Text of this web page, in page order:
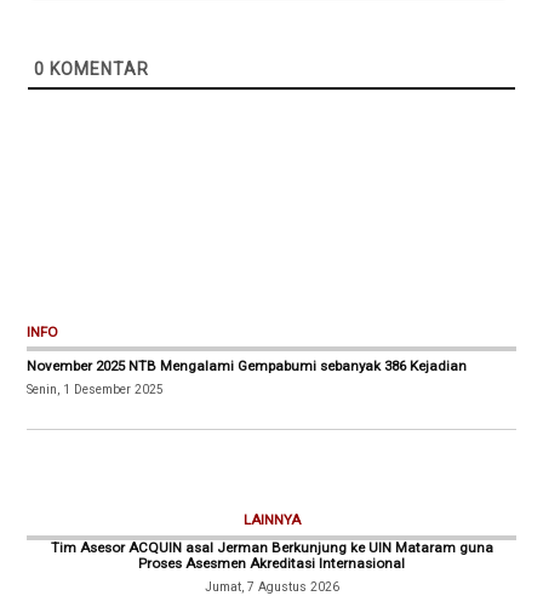
0 KOMENTAR
INFO
November 2025 NTB Mengalami Gempabumi sebanyak 386 Kejadian
Senin, 1 Desember 2025
LAINNYA
Tim Asesor ACQUIN asal Jerman Berkunjung ke UIN Mataram guna
Proses Asesmen Akreditasi Internasional
Jumat, 7 Agustus 2026